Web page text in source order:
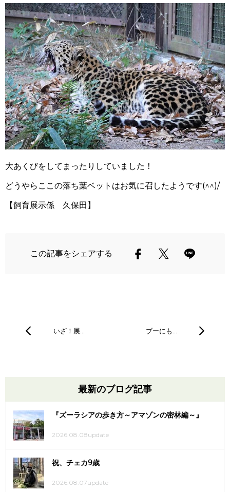
大あくびをしてまったりしていました！
どうやらここの落ち葉ベットはお気に召したようです(^^)/
【飼育展示係 久保田】
この記事をシェアする
いざ！展… ブーにも…
最新のブログ記事
『ズーラシアの歩き方～アマゾンの密林編～』
2026.08.08update
祝、チェカ9歳
2026.08.07update